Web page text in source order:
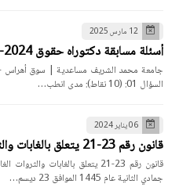
12 مارس 2025
أسئلة مسابقة دكتوراه حقوق 2024-2025
جامعة محمد الشريف مساعدية | سوق أهراس -
السؤال 01: (10 نقاط): مدى انطب…
06 يناير 2024
قانون رقم 23-21 يتعلق بالغابات والثروات الغابية PDF
جمادي الثانية عام 1445 الموافق 23 ديسم…